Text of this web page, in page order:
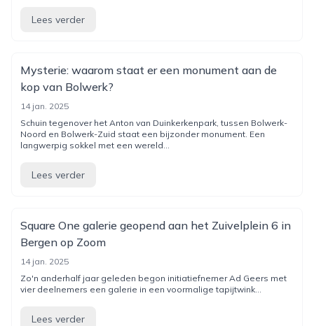
Lees verder
Mysterie: waarom staat er een monument aan de
kop van Bolwerk?
14 jan. 2025
Schuin tegenover het Anton van Duinkerkenpark, tussen Bolwerk-
Noord en Bolwerk-Zuid staat een bijzonder monument. Een
langwerpig sokkel met een wereld...
Lees verder
Square One galerie geopend aan het Zuivelplein 6 in
Bergen op Zoom
14 jan. 2025
Zo'n anderhalf jaar geleden begon initiatiefnemer Ad Geers met
vier deelnemers een galerie in een voormalige tapijtwink...
Lees verder